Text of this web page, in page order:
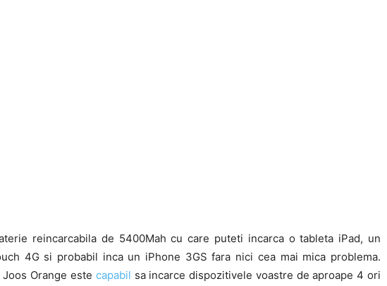
reincarcabila de 5400Mah cu care puteti incarca o tableta iPad, un
4G si probabil inca un iPhone 3GS fara nici cea mai mica problema.
Orange este capabil sa incarce dispozitivele voastre de aproape 4 ori